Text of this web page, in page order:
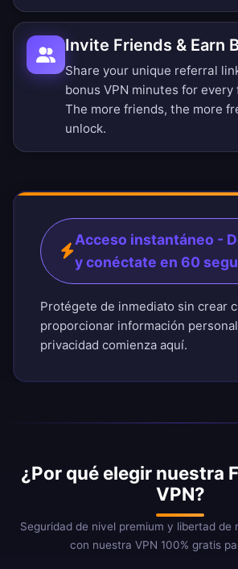
Invite Friends & Earn
Share your unique referral
bonus VPN minutes for
The more friends, the more
unlock.
Acceso instantáneo -
y conéctate en 60
Protégete de inmediato sin crear
proporcionar información
privacidad comienza aquí.
¿Por qué elegir nuestra
VPN?
Seguridad de nivel premium y libertad de
con nuestra VPN 100% gratis